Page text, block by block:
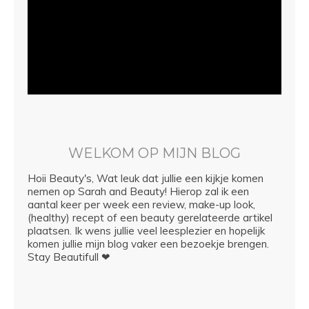
WELKOM OP MIJN BLOG
Hoii Beauty's, Wat leuk dat jullie een kijkje komen
nemen op Sarah and Beauty! Hierop zal ik een
aantal keer per week een review, make-up look,
(healthy) recept of een beauty gerelateerde artikel
plaatsen. Ik wens jullie veel leesplezier en hopelijk
komen jullie mijn blog vaker een bezoekje brengen.
Stay Beautifull ❤